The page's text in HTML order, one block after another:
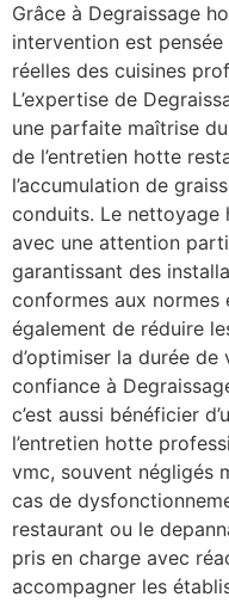
Grâce à Degraissage
intervention est
réelles des cuisines
L’expertise de
une parfaite maîtrise
de l’entretien hotte
l’accumulation de
conduits. Le nettoyage
avec une attention
garantissant des
conformes aux normes
également de réduire
d’optimiser la durée
confiance à
c’est aussi bénéficier
l’entretien hotte
vmc, souvent négligés
cas de
restaurant ou le
pris en charge avec
accompagner les